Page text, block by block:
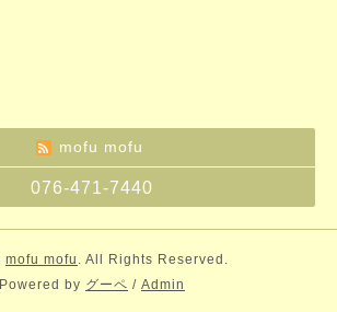
mofu mofu
076-471-7440
mofu mofu . All Rights Reserved.
Powered by グーペ / Admin